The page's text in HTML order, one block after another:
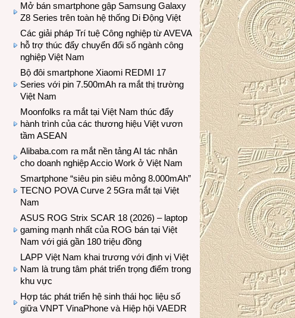
Mở bán smartphone gập Samsung Galaxy
Z8 Series trên toàn hệ thống Di Động Việt
Các giải pháp Trí tuệ Công nghiệp từ AVEVA
hỗ trợ thúc đẩy chuyển đổi số ngành công
nghiệp Việt Nam
Bộ đôi smartphone Xiaomi REDMI 17
Series với pin 7.500mAh ra mắt thị trường
Việt Nam
Moonfolks ra mắt tại Việt Nam thúc đẩy
hành trình của các thương hiệu Việt vươn
tầm ASEAN
Alibaba.com ra mắt nền tảng AI tác nhân
cho doanh nghiệp Accio Work ở Việt Nam
Smartphone “siêu pin siêu mỏng 8.000mAh”
TECNO POVA Curve 2 5Gra mắt tại Việt
Nam
ASUS ROG Strix SCAR 18 (2026) – laptop
gaming mạnh nhất của ROG bán tại Việt
Nam với giá gần 180 triệu đồng
LAPP Việt Nam khai trương với định vị Việt
Nam là trung tâm phát triển trọng điểm trong
khu vực
Hợp tác phát triển hệ sinh thái học liệu số
giữa VNPT VinaPhone và Hiệp hội VAEDR